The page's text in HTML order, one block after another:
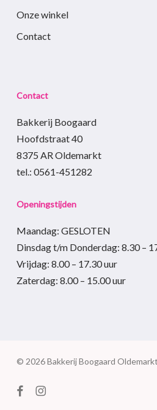
Onze winkel
Contact
Contact
Bakkerij Boogaard
Hoofdstraat 40
8375 AR Oldemarkt
tel.: 0561-451282
Openingstijden
Maandag: GESLOTEN
Dinsdag t/m Donderdag: 8.30 –
Vrijdag: 8.00 – 17.30uur
Zaterdag: 8.00 – 15.00uur
© 2026 Bakkerij Boogaard
facebookinstagram